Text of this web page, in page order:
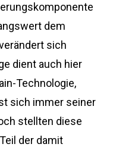
dem
sich
dient auch hier
Technologie,
sich immer seiner
stellten diese
der damit